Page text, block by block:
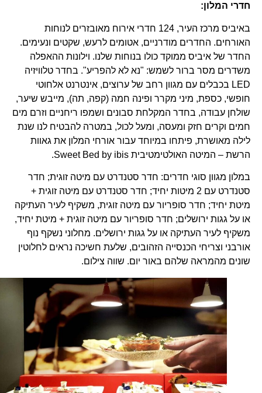
חדרי המלון:
באיביס מרכז העיר, 124 חדרי אירוח מאובזרים לנוחות
האורחים. החדרים מודרניים, אטומים לרעש, שקטים ונעימים.
החדר של איביס ממוקד כולו בנוחות שלנו. וילונות ההאפלה
משדרים מסר ברור לשמש: "נא לא להפריע". בחדר טלוויזיה
LED בכבלים עם מגוון רחב של ערוצים, אינטרנט אלחוטי
חופשי, כספת, מיני מקרר ופינה חמה (קפה, תה), מייבש שיער,
שולחן עבודה, בחדר המקלחת סבונים ושמפו ריחניים וזרם מים
חמים וקרים חזק ומעסה, ומעל לכול, במטרה להבטיח לנו שנת
לילה מאושרת, פיתחו במיוחד עבור אורחי המלון את גאוות
הרשת – המיטה האולטימטיבית Sweet Bed by ibis.
במלון מגוון סוגי חדרים: חדר סטנדרט עם מיטה זוגית; חדר
סטנדרט עם 2 מיטות יחיד; חדר סטנדרט עם מיטה זוגית +
מיטת יחיד; חדר סופריור עם מיטה זוגית, משקיף לעיר העתיקה
או על גגות ירושלים; חדר סופריור עם מיטה זוגית + מיטת יחיד,
משקיף לעיר העתיקה או על גגות ירושלים. מחלוני נשקף נוף
אורבני וצריחי הכנסייה הזהובים, שלעת חשיכה נראים לחלוטין
שונים מהמראה שלהם באור יום. שווה צילום.